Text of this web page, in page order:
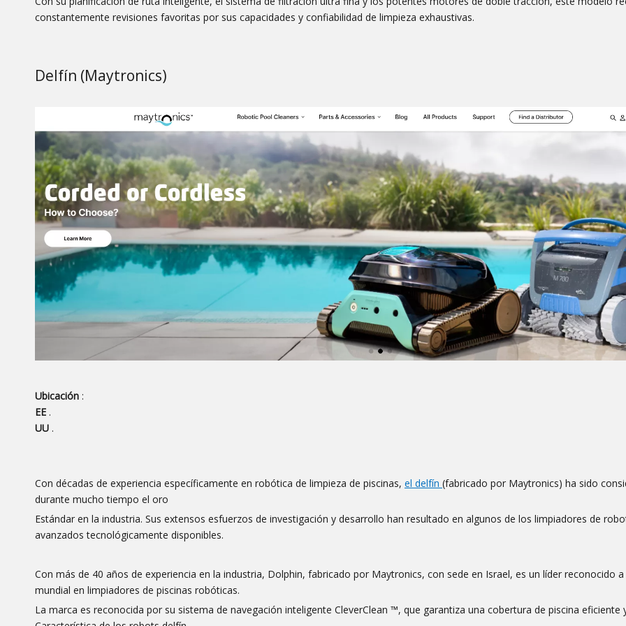
constantemente revisiones favoritas por sus capacidades y confiabilidad de limpieza exhaustivas.
Delfín (Maytronics)
Ubicación :
EE .
UU .
Con décadas de experiencia específicamente en robótica de limpieza de piscinas, el delfín (fabricado por Maytronics) ha sido
durante mucho tiempo el oro
Estándar en la industria. Sus extensos esfuerzos de investigación y desarrollo han resultado en algunos de los limpiadores de
avanzados tecnológicamente disponibles.
Con más de 40 años de experiencia en la industria, Dolphin, fabricado por Maytronics, con sede en Israel, es un líder reconocido a
mundial en limpiadores de piscinas robóticas.
La marca es reconocida por su sistema de navegación inteligente CleverClean ™, que garantiza una cobertura de piscina eficiente